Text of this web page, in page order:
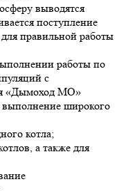
выводятся
поступление
правильной работы
работы по
с
«Дымоход МО»
выполнение широкого
котла;
а также для